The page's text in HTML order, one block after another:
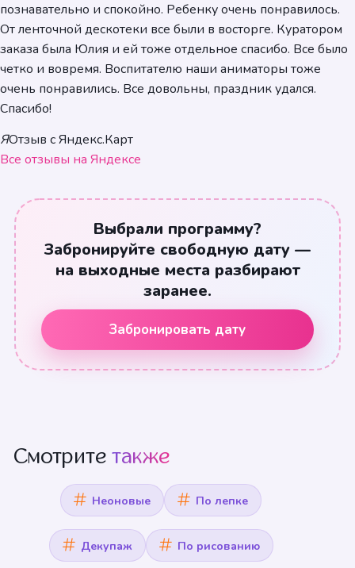
познавательно и спокойно. Ребенку очень понравилось.
От ленточной дескотеки все были в восторге. Куратором
заказа была Юлия и ей тоже отдельное спасибо. Все было
четко и вовремя. Воспитателю наши аниматоры тоже
очень понравились. Все довольны, праздник удался.
Спасибо!
ЯОтзыв с Яндекс.Карт
Все отзывы на Яндексе
Выбрали программу?
Забронируйте свободную дату —
на выходные места разбирают
заранее.
Забронировать дату
Смотрите также
Неоновые По лепке
Декупаж По рисованию